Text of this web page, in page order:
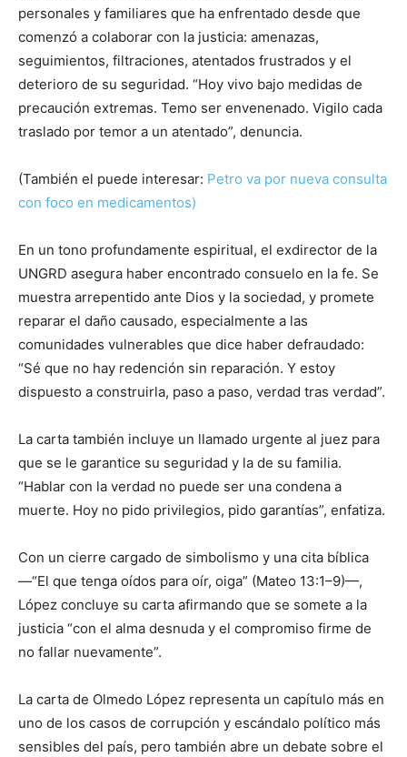
personales y familiares que ha enfrentado desde que
comenzó a colaborar con la justicia: amenazas,
seguimientos, filtraciones, atentados frustrados y el
deterioro de su seguridad. “Hoy vivo bajo medidas de
precaución extremas. Temo ser envenenado. Vigilo cada
traslado por temor a un atentado”, denuncia.
(También el puede interesar: Petro va por nueva consulta
con foco en medicamentos)
En un tono profundamente espiritual, el exdirector de la
UNGRD asegura haber encontrado consuelo en la fe. Se
muestra arrepentido ante Dios y la sociedad, y promete
reparar el daño causado, especialmente a las
comunidades vulnerables que dice haber defraudado:
“Sé que no hay redención sin reparación. Y estoy
dispuesto a construirla, paso a paso, verdad tras verdad”.
La carta también incluye un llamado urgente al juez para
que se le garantice su seguridad y la de su familia.
“Hablar con la verdad no puede ser una condena a
muerte. Hoy no pido privilegios, pido garantías”, enfatiza.
Con un cierre cargado de simbolismo y una cita bíblica
—“El que tenga oídos para oír, oiga” (Mateo 13:1–9)—,
López concluye su carta afirmando que se somete a la
justicia “con el alma desnuda y el compromiso firme de
no fallar nuevamente”.
La carta de Olmedo López representa un capítulo más en
uno de los casos de corrupción y escándalo político más
sensibles del país, pero también abre un debate sobre el